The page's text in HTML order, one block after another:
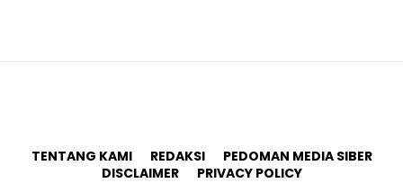
TENTANG KAMI REDAKSI
PEDOMAN MEDIA SIBER
DISCLAIMER
PRIVACY POLICY